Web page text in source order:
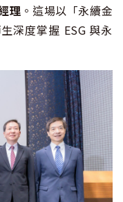
理 。這場以「永續金
深度掌握 ESG 與永